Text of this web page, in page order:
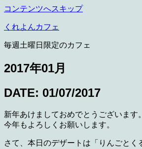
コンテンツへスキップ
くれよんカフェ
毎週土曜日限定のカフェ
2017年01月
DATE: 01/07/2017
新年あけましておめでとうございます。
今年もよろしくお願いします。
さて、本日のデザートは「りんごと